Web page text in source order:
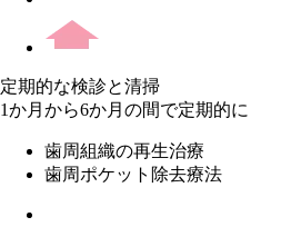
定期的な検診と清掃
1か月から6か月の間で定期的に
歯周組織の再生治療
歯周ポケット除去療法